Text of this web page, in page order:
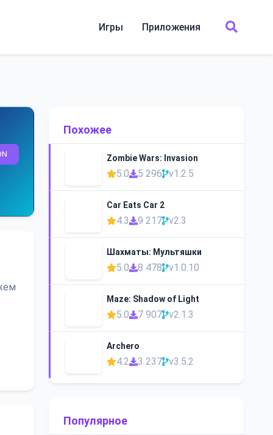
Игры Приложения
Похожее
Zombie Wars: Invasion
5.0 5 296 v1.2.5
Car Eats Car 2
4.3 9 217 v2.3
Шахматы: Мультяшки
5.0 8 478 v1.0.10
Maze: Shadow of Light
5.0 7 907 v2.1.3
Archero
4.2 3 237 v3.5.2
Популярное